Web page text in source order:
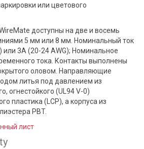
или цветового
доступны на две и восемь
5 мм или 8 мм. Номинальный ток
или 3A (20-24 AWG); Номинальное
тока. Контакты выполнены
оловом. Направляющие
литья под давлением из
огнестойкого (UL94 V-0)
пластика (LCP), а корпуса из
PBT.
лист